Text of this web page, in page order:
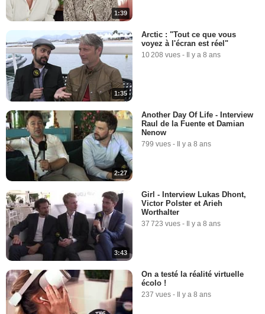
1:39
1:35
Arctic : "Tout ce que vous
voyez à l'écran est réel"
10 208 vues - Il y a 8 ans
2:27
Another Day Of Life - Interview
Raul de la Fuente et Damian
Nenow
799 vues - Il y a 8 ans
3:43
Girl - Interview Lukas Dhont,
Victor Polster et Arieh
Worthalter
37 723 vues - Il y a 8 ans
On a testé la réalité virtuelle
écolo !
237 vues - Il y a 8 ans